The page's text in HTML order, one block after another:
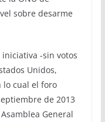
sobre desarme
-sin votos
Unidos,
lo cual el foro
de 2013
General